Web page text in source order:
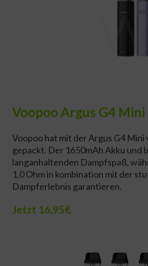
Voopoo Argus G4 Mini
Voopoo hat mit der Argus G4
gepackt. Der 1650mAh Akku und
langanhaltenden Dampfspaß,
1,0 Ohm in kombination mit der
Dampferlebnis garantieren.
Jetzt 16,95€